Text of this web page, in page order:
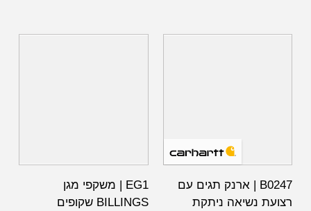
B0247 | ארנק תגים עם
רצועת נשיאה ניתקת
EG1 | משקפי מגן
BILLINGS שקופים